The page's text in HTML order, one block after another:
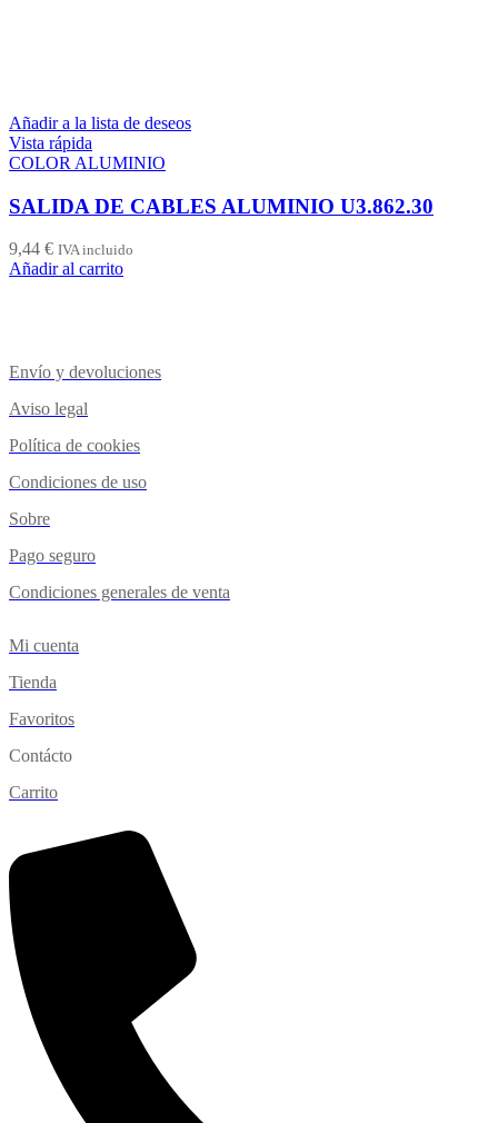
Añadir a la lista de deseos
Vista rápida
COLOR ALUMINIO
SALIDA DE CABLES ALUMINIO U3.862.30
9,44 € IVA incluido
Añadir al carrito
Envío y devoluciones
Aviso legal
Política de cookies
Condiciones de uso
Sobre
Pago seguro
Condiciones generales de venta
Mi cuenta
Tienda
Favoritos
Contácto
Carrito